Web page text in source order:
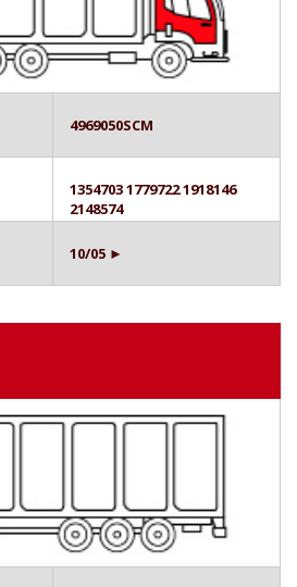
4969050SCM
1354703 1779722 1918146
2148574
10/05 ►